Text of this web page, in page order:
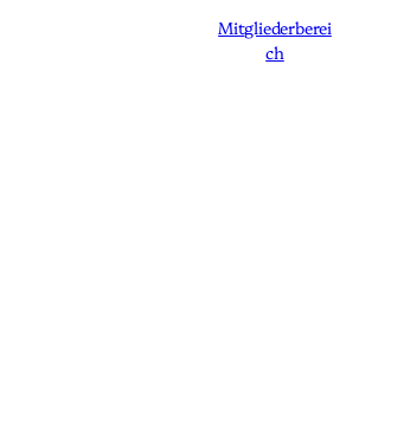
Mitgliederberei
ch